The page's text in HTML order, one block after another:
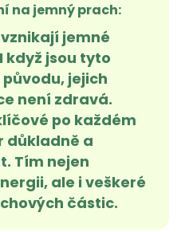
na jemný prach:
jemné
když jsou tyto
jejich
není zdravá.
po každém
důkladně a
Tím nejen
ale i veškeré
částic.